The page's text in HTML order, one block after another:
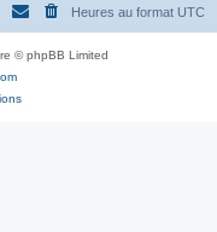
Heures au format UTC
© phpBB Limited